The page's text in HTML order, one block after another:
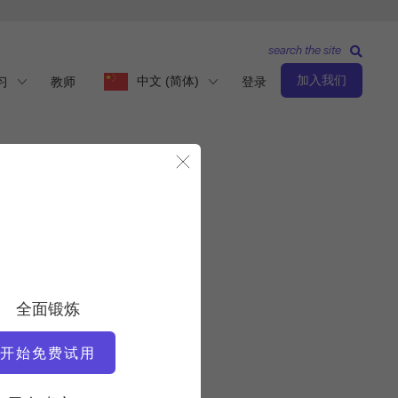
教师 中文 (简体) 登录 加入我们
search the site
全面锻炼
开始免费试用
妮可-史密斯
锻炼速度